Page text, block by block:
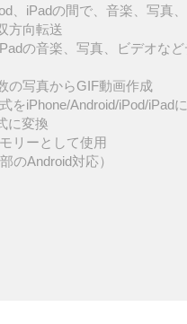
、iPadの間で、音楽、写真、
方向転送
の音楽、写真、ビデオな
の写真からGIF動画作成
をiPhone/Android/iPod/iPadに
に変換
リーとして使用
のAndroid対応）